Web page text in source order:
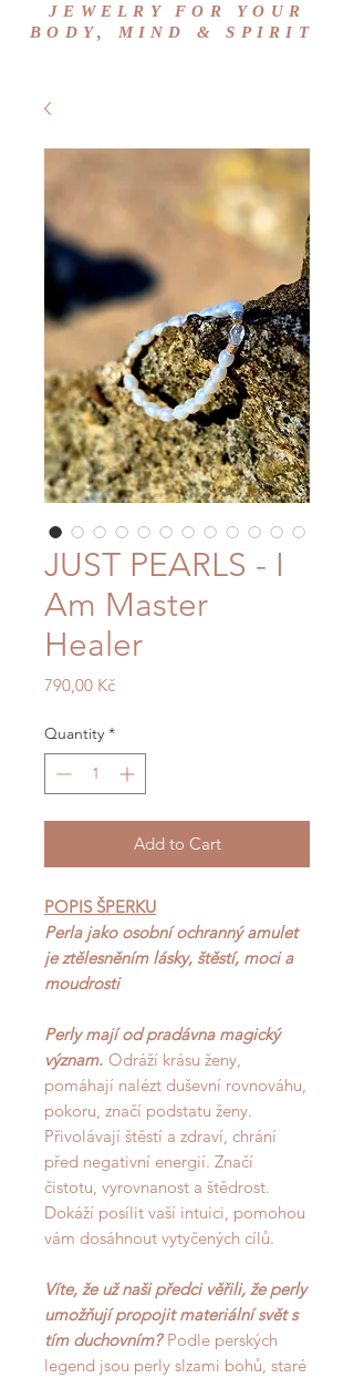
JEWELRY FOR YOUR
BODY, MIND & SPIRIT
JUST PEARLS - I
Am Master
Healer
790,00 KčPrice
Quantity *
Add to Cart
POPIS ŠPERKU
Perla jako osobní ochranný amulet
je ztělesněním lásky, štěstí, moci a
moudrosti
Perly mají od pradávna magický
význam. Odráží krásu ženy,
pomáhají nalézt duševní rovnováhu,
pokoru, značí podstatu ženy.
Přivolávají štěstí a zdraví, chrání
před negativní energií. Značí
čistotu, vyrovnanost a štědrost.
Dokáží posílit vaší intuici, pomohou
vám dosáhnout vytyčených cílů.
Víte, že už naši předci věřili, že perly
umožňují propojit materiální svět s
tím duchovním?Podle perských
legend jsou perly slzami bohů, staré